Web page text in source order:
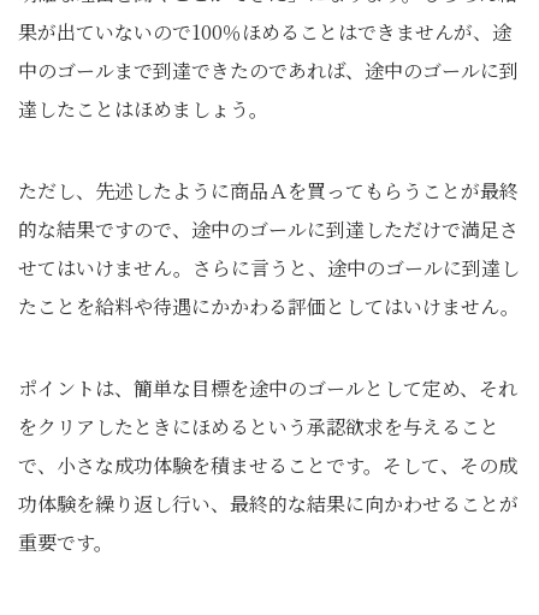
果が出ていないので100％ほめることはできませんが、途
中のゴールまで到達できたのであれば、途中のゴールに到
達したことはほめましょう。
ただし、先述したように商品Ａを買ってもらうことが最終
的な結果ですので、途中のゴールに到達しただけで満足さ
せてはいけません。さらに言うと、途中のゴールに到達し
たことを給料や待遇にかかわる評価としてはいけません。
ポイントは、簡単な目標を途中のゴールとして定め、それ
をクリアしたときにほめるという承認欲求を与えること
で、小さな成功体験を積ませることです。そして、その成
功体験を繰り返し行い、最終的な結果に向かわせることが
重要です。